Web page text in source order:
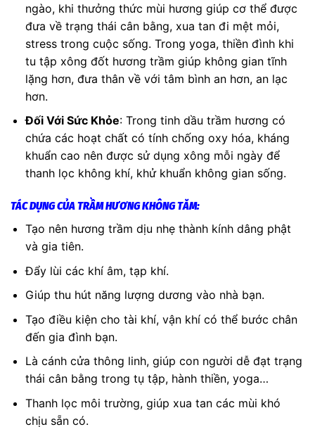
ngào, khi thưởng thức mùi hương giúp cơ thể được
đưa về trạng thái cân bằng, xua tan đi mệt mỏi,
stress trong cuộc sống. Trong yoga, thiền đình khi
tu tập xông đốt hương trầm giúp không gian tĩnh
lặng hơn, đưa thân về với tâm bình an hơn, an lạc
hơn.
Đối Với Sức Khỏe: Trong tinh dầu trầm hương có
chứa các hoạt chất có tính chống oxy hóa, kháng
khuẩn cao nên được sử dụng xông mỗi ngày để
thanh lọc không khí, khử khuẩn không gian sống.
TÁC DỤNG CỦA TRẦM HƯƠNG KHÔNG TĂM:
Tạo nên hương trầm dịu nhẹ thành kính dâng phật
và gia tiên.
Đẩy lùi các khí âm, tạp khí.
Giúp thu hút năng lượng dương vào nhà bạn.
Tạo điều kiện cho tài khí, vận khí có thể bước chân
đến gia đình bạn.
Là cánh cửa thông linh, giúp con người dễ đạt trạng
thái cân bằng trong tụ tập, hành thiền, yoga…
Thanh lọc môi trường, giúp xua tan các mùi khó
chịu sẵn có.